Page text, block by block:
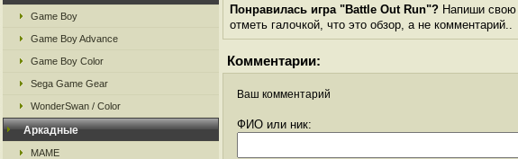
Game Boy
Game Boy Advance
Game Boy Color
Sega Game Gear
WonderSwan / Color
Аркадные
MAME
Понравилась игра "Battle Out Run"? Напиши свою
отметь галочкой, что это обзор, а не комментарий..
Комментарии:
Ваш комментарий
ФИО или ник: